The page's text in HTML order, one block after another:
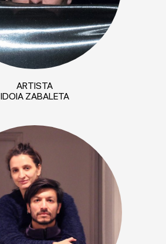
ARTISTA
IDOIA ZABALETA